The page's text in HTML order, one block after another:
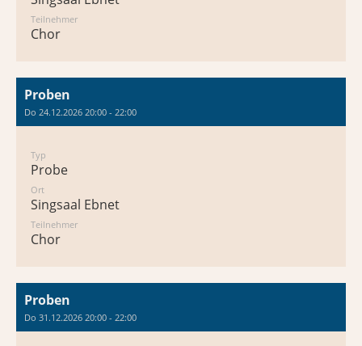
Teilnehmer
Chor
Proben
Do 24.12.2026 20:00 - 22:00
Typ
Probe
Ort
Singsaal Ebnet
Teilnehmer
Chor
Proben
Do 31.12.2026 20:00 - 22:00